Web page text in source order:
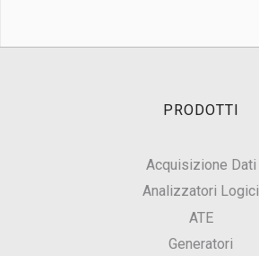
PRODOTTI
Acquisizione Dati
Analizzatori Logici
ATE
Generatori